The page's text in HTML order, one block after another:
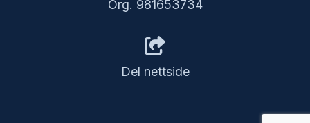
Org. 981653734
Del nettside